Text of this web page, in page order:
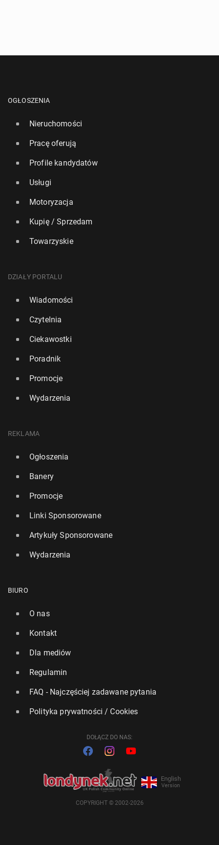
OGŁOSZENIA
Nieruchomości
Pracę oferują
Profile kandydatów
Usługi
Motoryzacja
Kupię / Sprzedam
Towarzyskie
DZIAŁY PORTALU
Wiadomości
Czytelnia
Ciekawostki
Poradnik
Promocje
Wydarzenia
REKLAMA
Ogłoszenia
Banery
Promocje
Linki Sponsorowane
Artykuły Sponsorowane
Wydarzenia
BIURO
O nas
Kontakt
Dla mediów
Regulamin
FAQ - Najczęściej zadawane pytania
Polityka prywatności / Cookies
DOŁĄCZ DO NAS:
English
Version
COPYRIGHT © 2002-2026